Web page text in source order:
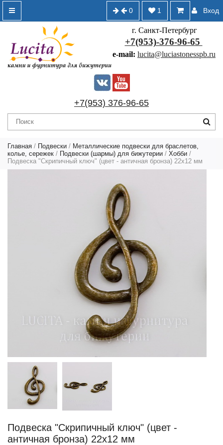
Вход
1
0
г. Санкт-Петербург
+7(953)-376-96-65
e-mail: lucita@luciastonesspb.ru
+7(953) 376-96-65
Главная / Подвески / Металлические подвески для браслетов,
колье, сережек / Подвески (шармы) для бижутерии / Хобби /
Подвеска "Скрипичный ключ" (цвет - античная бронза) 22х12 мм
Подвеска "Скрипичный ключ" (цвет -
античная бронза) 22х12 мм